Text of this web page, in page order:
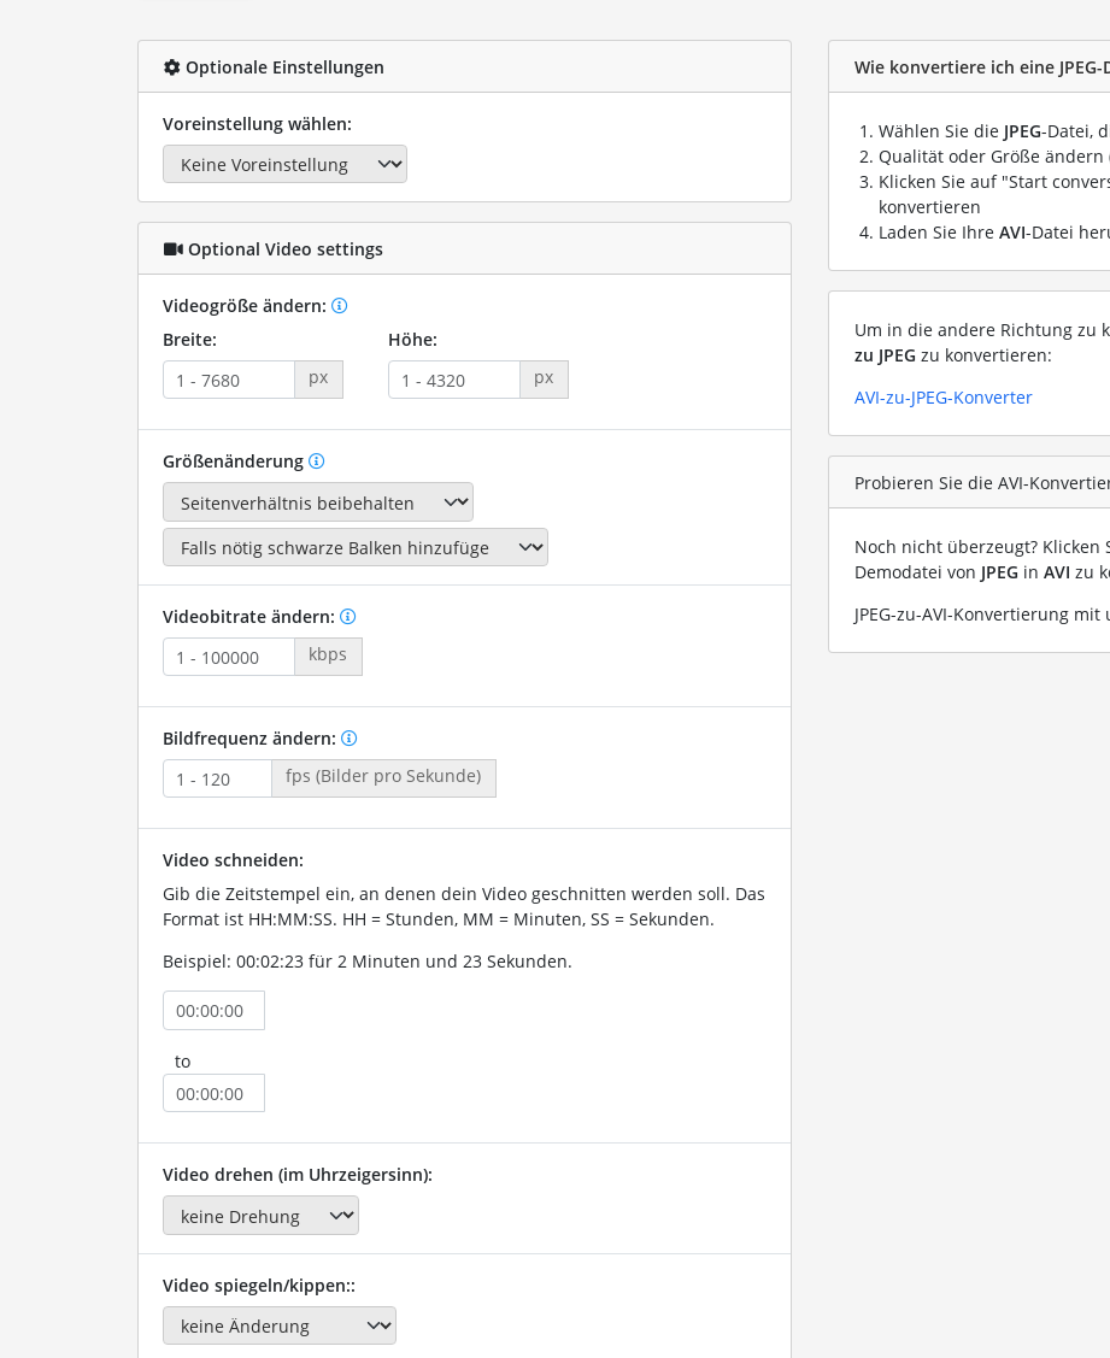
Optionale Einstellungen
Voreinstellung wählen:
Optional Video settings
Videogröße ändern:
Breite:
px
Höhe:
px
Größenänderung
Videobitrate ändern:
kbps
Bildfrequenz ändern:
fps (Bilder pro Sekunde)
Video schneiden:
Gib die Zeitstempel ein, an denen dein Video geschnitten werden soll. Das
Format ist HH:MM:SS. HH = Stunden, MM = Minuten, SS = Sekunden.
Beispiel: 00:02:23 für 2 Minuten und 23 Sekunden.
to
Video drehen (im Uhrzeigersinn):
Video spiegeln/kippen::
Wie konvertiere ich eine
Wählen Sie die JPEG-Datei,
Qualität oder Größe ändern
Klicken Sie auf "Start
konvertieren
Laden Sie Ihre AVI-Datei
Um in die andere Richtung zu
zu JPEG zu konvertieren:
AVI-zu-JPEG-Konverter
Probieren Sie die AVI-
Noch nicht überzeugt?
Demodatei von JPEG in AVI zu
JPEG-zu-AVI-Konvertierung